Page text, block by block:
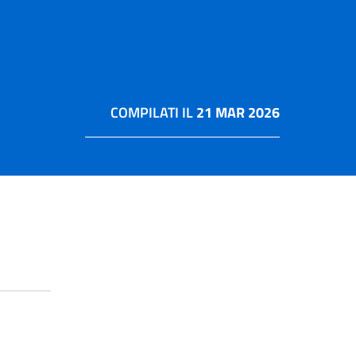
COMPILATI IL21 MAR 2026